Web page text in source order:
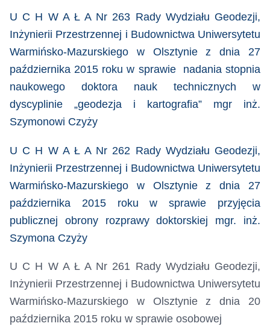
U C H W A Ł A Nr 263 Rady Wydziału Geodezji,
Inżynierii Przestrzennej i Budownictwa Uniwersytetu
Warmińsko-Mazurskiego w Olsztynie z dnia 27
października 2015 roku w sprawie nadania stopnia
naukowego doktora nauk technicznych w
dyscyplinie „geodezja i kartografia” mgr inż.
Szymonowi Czyży
U C H W A Ł A Nr 262 Rady Wydziału Geodezji,
Inżynierii Przestrzennej i Budownictwa Uniwersytetu
Warmińsko-Mazurskiego w Olsztynie z dnia 27
października 2015 roku
w sprawie przyjęcia
publicznej obrony rozprawy doktorskiej mgr. inż.
Szymona Czyży
U C H W A Ł A Nr 261 Rady Wydziału Geodezji,
Inżynierii Przestrzennej i Budownictwa Uniwersytetu
Warmińsko-Mazurskiego w Olsztynie z dnia 20
października 2015 roku w sprawie osobowej